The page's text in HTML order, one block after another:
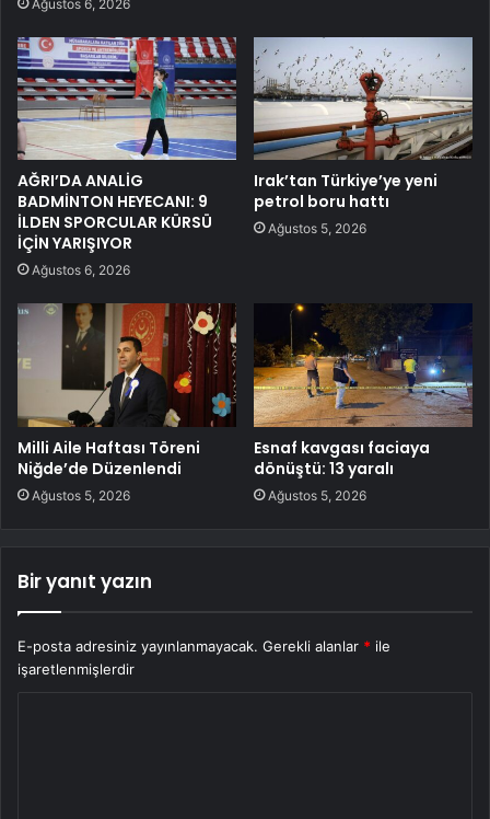
Ağustos 6, 2026
AĞRI’DA ANALİG
BADMİNTON HEYECANI: 9
İLDEN SPORCULAR KÜRSÜ
İÇİN YARIŞIYOR
Ağustos 6, 2026
Irak’tan Türkiye’ye yeni
petrol boru hattı
Ağustos 5, 2026
Milli Aile Haftası Töreni
Niğde’de Düzenlendi
Ağustos 5, 2026
Esnaf kavgası faciaya
dönüştü: 13 yaralı
Ağustos 5, 2026
Bir yanıt yazın
E-posta adresiniz yayınlanmayacak. Gerekli alanlar * ile
işaretlenmişlerdir